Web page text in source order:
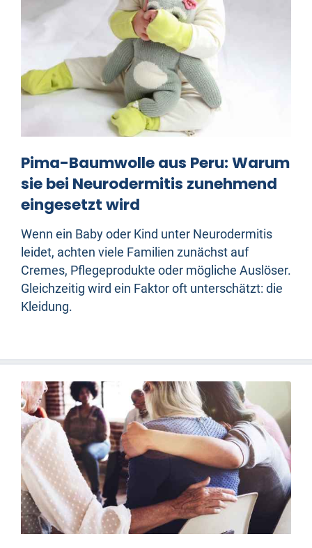
Pima-Baumwolle aus Peru: Warum
sie bei Neurodermitis zunehmend
eingesetzt wird
Wenn ein Baby oder Kind unter Neurodermitis
leidet, achten viele Familien zunächst auf
Cremes, Pflegeprodukte oder mögliche Auslöser.
Gleichzeitig wird ein Faktor oft unterschätzt: die
Kleidung.